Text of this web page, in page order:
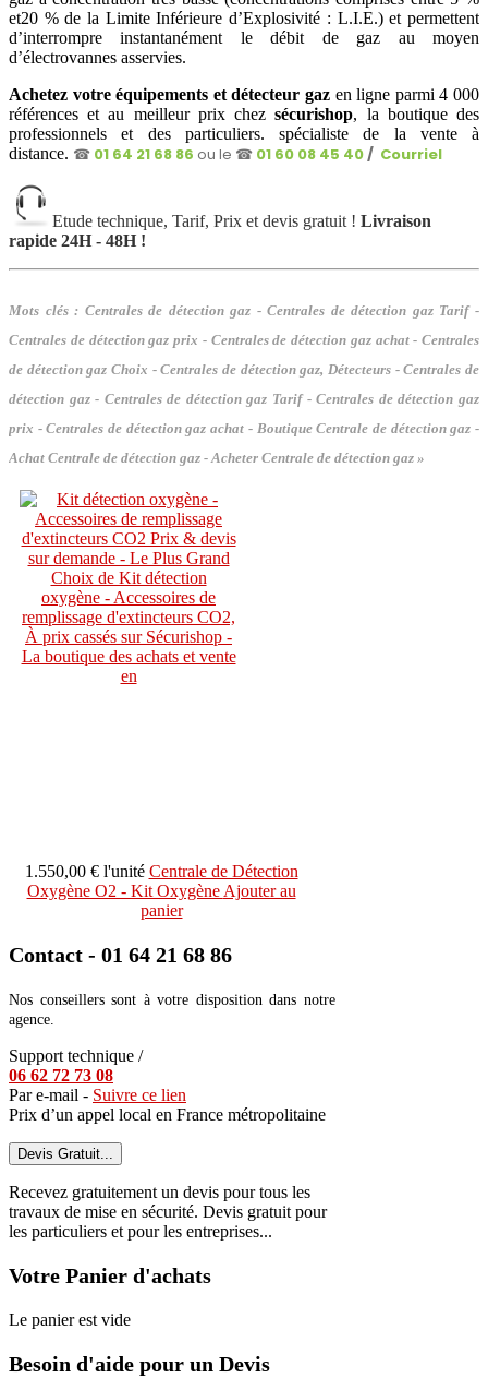
et20 % de la Limite Inférieure d’Explosivité : L.I.E.) et permettent
d’interrompre instantanément le débit de gaz au moyen
d’électrovannes asservies.
Achetez votre équipements et détecteur gaz en ligne parmi 4 000
références et au meilleur prix chezsécurishop, la boutique des
professionnels et des particuliers. spécialiste de la vente à
distance. ☎ 01 64 21 68 86 ou le ☎ 01 60 08 45 40/ Courriel
Etude technique, Tarif, Prix et devis gratuit ! Livraison
rapide 24H - 48H !
Mots clés : Centrales de détection gaz - Centrales de détection gaz Tarif -
Centrales de détection gaz prix - Centrales de détection gaz achat - Centrales
de détection gaz Choix - Centrales de détection gaz, Détecteurs - Centrales de
détection gaz - Centrales de détection gaz Tarif - Centrales de détection gaz
prix - Centrales de détection gaz achat - Boutique Centrale de détection gaz -
Achat Centrale de détection gaz - Acheter Centrale de détection gaz »
1.550,00 € l'unité Centrale de Détection
Oxygène O2 - Kit OxygèneAjouter au
panier
Contact - 01 64 21 68 86
Nos conseillers sont à votre disposition dans notre
agence.
Support technique /
06 62 72 73 08
Par e-mail - Suivre ce lien
Prix d’un appel local en France métropolitaine
Devis Gratuit...
Recevez gratuitement un devis pour tous les
travaux de mise en sécurité. Devis gratuit pour
les particuliers et pour les entreprises...
Votre Panier d'achats
Le panier est vide
Besoin d'aide pour un Devis